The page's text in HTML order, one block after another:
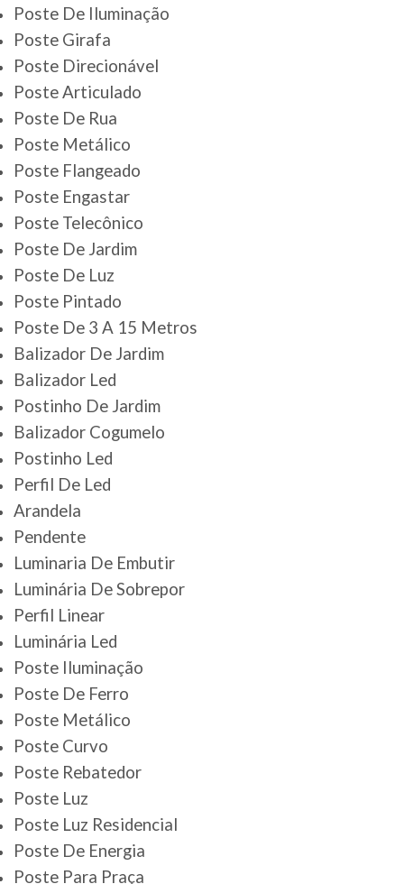
Poste De Iluminação
Poste Girafa
Poste Direcionável
Poste Articulado
Poste De Rua
Poste Metálico
Poste Flangeado
Poste Engastar
Poste Telecônico
Poste De Jardim
Poste De Luz
Poste Pintado
Poste De 3 A 15 Metros
Balizador De Jardim
Balizador Led
Postinho De Jardim
Balizador Cogumelo
Postinho Led
Perfil De Led
Arandela
Pendente
Luminaria De Embutir
Luminária De Sobrepor
Perfil Linear
Luminária Led
Poste Iluminação
Poste De Ferro
Poste Metálico
Poste Curvo
Poste Rebatedor
Poste Luz
Poste Luz Residencial
Poste De Energia
Poste Para Praça